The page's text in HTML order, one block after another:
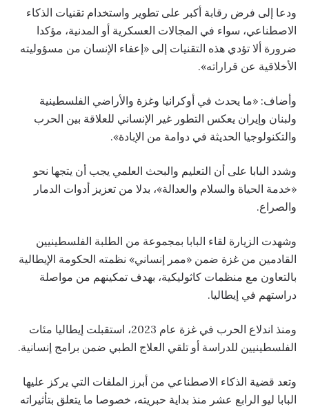
ودعا إلى فرض رقابة أكبر على تطوير واستخدام تقنيات الذكاء
الاصطناعي، سواء في المجالات العسكرية أو المدنية، مؤكدا
ضرورة ألا تؤدي هذه التقنيات إلى «إعفاء الإنسان من مسؤوليته
الأخلاقية عن قراراته».
وأضاف: «ما يحدث في أوكرانيا وغزة والأراضي الفلسطينية
ولبنان وإيران يعكس التطور غير الإنساني للعلاقة بين الحرب
والتكنولوجيا الحديثة في دوامة من الإبادة».
وشدد البابا على أن التعليم والبحث العلمي يجب أن يتجها نحو
«خدمة الحياة والسلام والعدالة»، بدلا من تعزيز أدوات الدمار
والصراع.
وشهدت الزيارة لقاء البابا بمجموعة من الطلبة الفلسطينيين
القادمين من غزة ضمن «ممر إنساني» نظمته الحكومة الإيطالية
بالتعاون مع منظمات كاثوليكية، بهدف تمكينهم من مواصلة
دراستهم في إيطاليا.
ومنذ اندلاع الحرب في غزة عام 2023، استقبلت إيطاليا مئات
الفلسطينيين للدراسة أو تلقي العلاج الطبي ضمن برامج إنسانية.
وتعد قضية الذكاء الاصطناعي من أبرز الملفات التي يركز عليها
البابا ليو الرابع عشر منذ بداية حبريته، خصوصا ما يتعلق بتأثيراته